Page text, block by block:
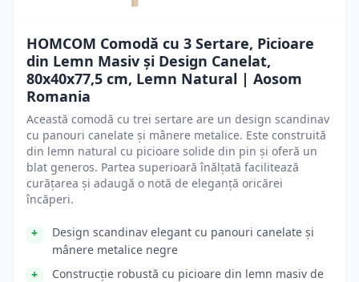
HOMCOM Comodă cu 3 Sertare, Picioare
din Lemn Masiv și Design Canelat,
80x40x77,5 cm, Lemn Natural | Aosom
Romania
Această comodă cu trei sertare are un design scandinav
cu panouri canelate și mânere metalice. Este construită
din lemn natural cu picioare solide din pin și oferă un
blat generos. Partea superioară înălțată facilitează
curățarea și adaugă o notă de eleganță oricărei
încăperi.
Design scandinav elegant cu panouri canelate și
mânere metalice negre
Construcție robustă cu picioare din lemn masiv de